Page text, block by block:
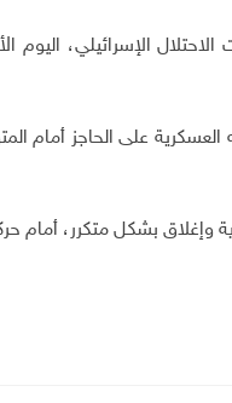
قوات الاحتلال الإسرائيلي،
العسكرية على الحاجز أمام
بشكل متكرر، أمام